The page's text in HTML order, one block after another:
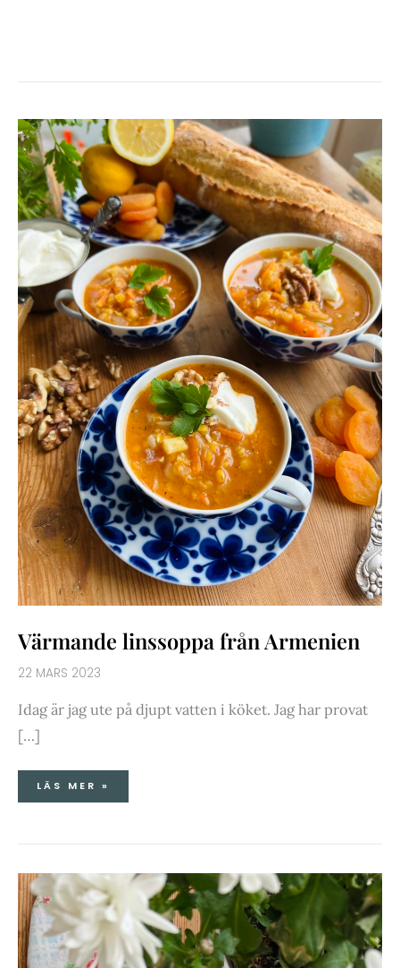
Värmande linssoppa från Armenien
22 MARS 2023
Idag är jag ute på djupt vatten i köket. Jag har provat
[…]
VÄRMANDE
LINSSOPPA
FRÅN
ARMENIEN
LÄS MER »
SÖTSYRLIG
RÖDKÅLSSALLAD